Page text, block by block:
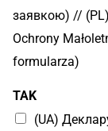
заявкою) //
Ochrony
formularza)
TAK
(UA)